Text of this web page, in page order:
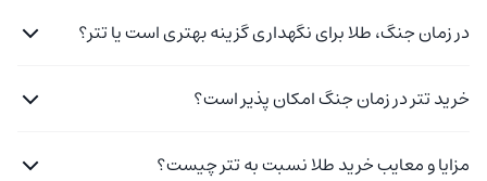
در زمان جنگ، طلا برای نگهداری گزینه بهتری است یا تتر؟
خرید تتر در زمان جنگ امکان پذیر است؟
مزایا و معایب خرید طلا نسبت بهتتر چیست؟